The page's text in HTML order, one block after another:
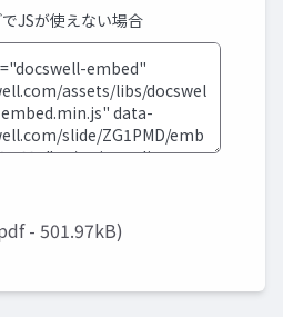
でJSが使えない場合
- 501.97kB)